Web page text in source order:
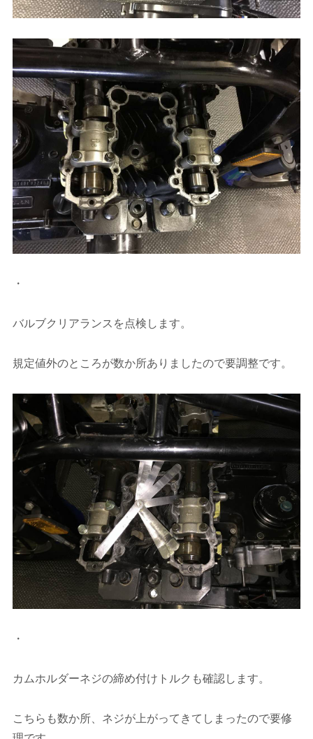
・
バルブクリアランスを点検します。
規定値外のところが数か所ありましたので要調整です。
・
カムホルダーネジの締め付けトルクも確認します。
こちらも数か所、ネジが上がってきてしまったので要修